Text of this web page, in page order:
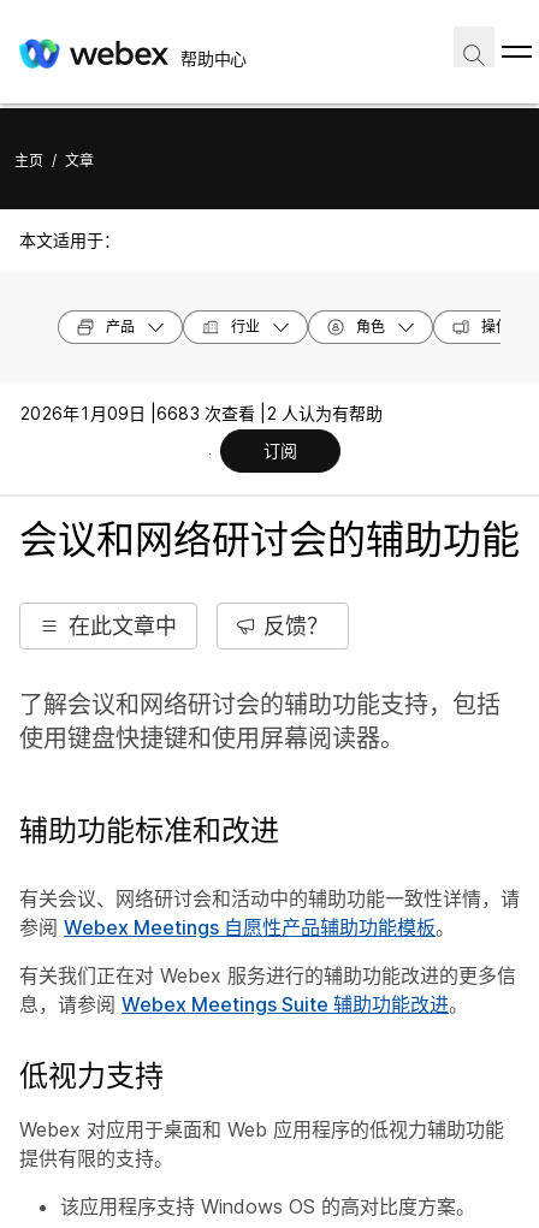
帮助中心
主页 / 文章
本文适用于：
产品 行业 角色 操作系统
2026年1月09日 | 6683 次查看 |
2 人认为有帮助
订阅
会议和网络研讨会的辅助功能
在此文章中 反馈？
了解会议和网络研讨会的辅助功能支持，包括
使用键盘快捷键和使用屏幕阅读器。
辅助功能标准和改进
有关会议、网络研讨会和活动中的辅助功能一致性详情，请
参阅 Webex Meetings 自愿性产品辅助功能模板。
有关我们正在对 Webex 服务进行的辅助功能改进的更多信
息，请参阅 Webex Meetings Suite 辅助功能改进。
低视力支持
Webex 对应用于桌面和 Web 应用程序的低视力辅助功能
提供有限的支持。
该应用程序支持 Windows OS 的高对比度方案。